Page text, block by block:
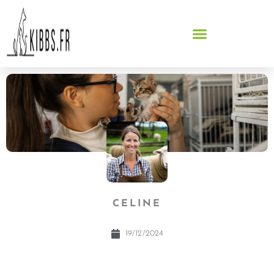
CELINE
19/12/2024